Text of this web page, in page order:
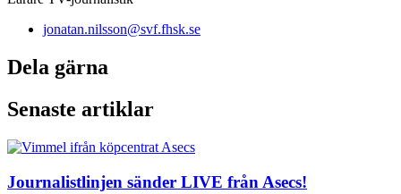
jonatan.nilsson@svf.fhsk.se
Dela gärna
Senaste artiklar
Journalistlinjen sänder LIVE från Asecs!